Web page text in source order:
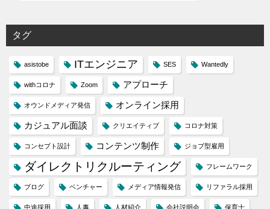
タグ
asistobe ITエンジニア SES Wantedly
withコロナ Zoom アプローチ
オウンドメディア発信 オンライン採用
カジュアル面談 クリエイティブ コロナ対策
コンセプト設計 コンテンツ制作 ジョブ型雇用
ダイレクトリクルーティング フレームワーク
ブログ ベンチャー メディア情報発信 リファラル採用
中途採用 人事 人材紹介 会社説明会 保育士